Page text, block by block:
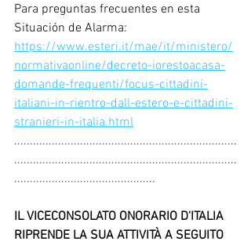
Para preguntas frecuentes en esta
Situación de Alarma:
https://www.esteri.it/mae/it/ministero/
normativaonline/decreto-iorestoacasa-
domande-frequenti/focus-cittadini-
italiani-in-rientro-dall-estero-e-cittadini-
stranieri-in-italia.html
.......................................................................
.......................................................................
.............................................
IL VICECONSOLATO ONORARIO D'ITALIA
RIPRENDE LA SUA ATTIVITÀ A SEGUITO